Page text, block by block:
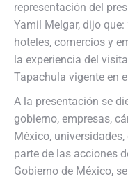
representación del
Yamil Melgar, dijo
hoteles, comercios y
la experiencia del
Tapachula vigente en
A la presentación se
gobierno, empresas,
México,
parte de las acciones
Gobierno de México,